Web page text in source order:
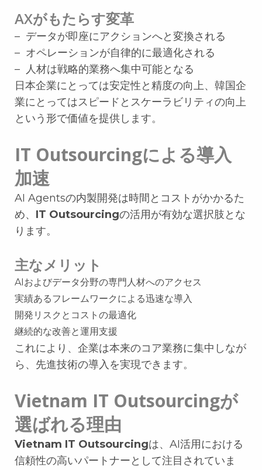
AXがもたらす変革
– データが即座にアクションへと変換される
– オペレーションが自律的に最適化される
– 人材は戦略的業務へ集中可能となる
日本企業にとっては安定性と精度の向上、韓国企
業にとってはスピードとスケーラビリティの向上
という形で価値を提供します。
IT Outsourcingによる導入
加速
AI Agentsの内製開発は時間とコストがかかるた
め、 IT Outsourcingの活用が有効な選択肢とな
ります。
主なメリット
AIおよびデータ分野の専門人材へのアクセス
実績あるフレームワークによる迅速な導入
開発リスクとコストの最適化
継続的な改善と運用支援
これにより、企業は本来のコア業務に集中しなが
ら、先進技術の導入を実現できます。
Vietnam IT Outsourcingが
選ばれる理由
Vietnam IT Outsourcingは、AI活用における
信頼性の高いパートナーとして注目されていま